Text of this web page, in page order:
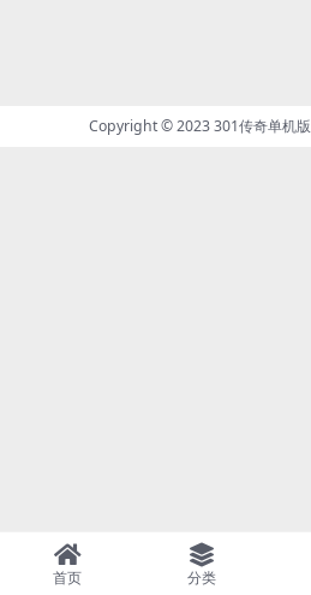
Copyright © 2023301传奇单机版
首页 分类